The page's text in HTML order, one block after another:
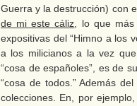
Guerra y la destrucción) con
de mi este cáliz , lo que
expositivas del “Himno a los
a los milicianos a la vez
“cosa de españoles”, es de
“cosa de todos.” Además del
colecciones. En, por ejemplo,